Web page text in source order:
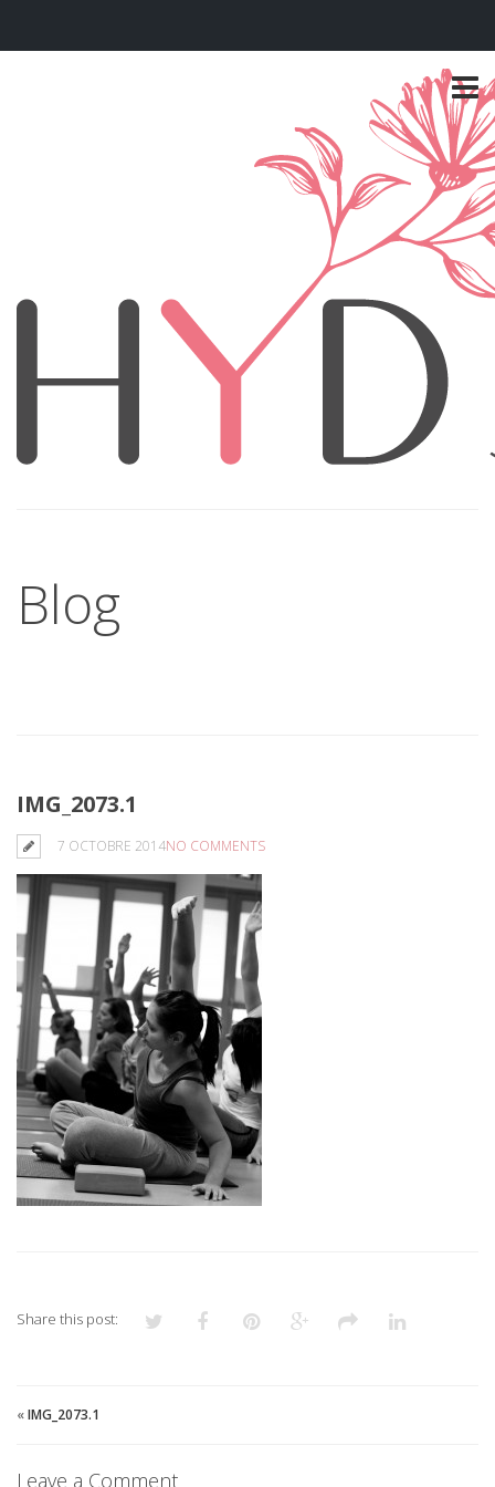
Blog
IMG_2073.1
7 OCTOBRE 2014NO COMMENTS
Share this post:
«IMG_2073.1
Leave a Comment